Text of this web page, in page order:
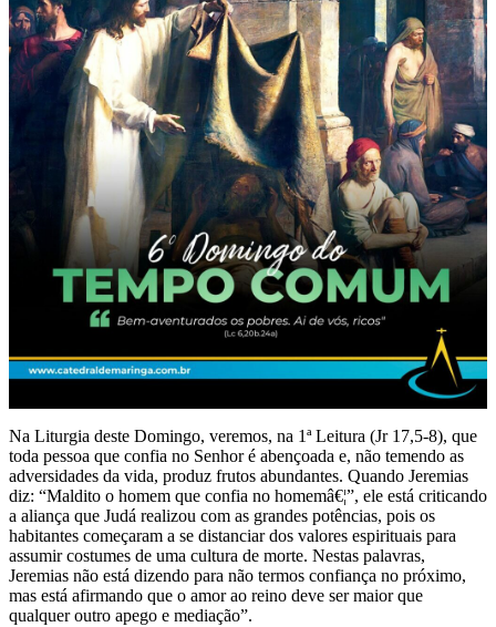
Na Liturgia deste Domingo, veremos, na 1ª Leitura (Jr 17,5-8), que
toda pessoa que confia no Senhor é abençoada e, não temendo as
adversidades da vida, produz frutos abundantes. Quando Jeremias
diz: “Maldito o homem que confia no homemâ€¦”, ele está criticando
a aliança que Judá realizou com as grandes potências, pois os
habitantes começaram a se distanciar dos valores espirituais para
assumir costumes de uma cultura de morte. Nestas palavras,
Jeremias não está dizendo para não termos confiança no próximo,
mas está afirmando que o amor ao reino deve ser maior que
qualquer outro apego e mediação”.